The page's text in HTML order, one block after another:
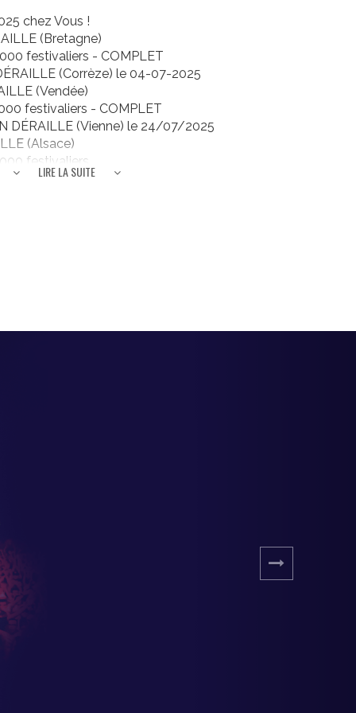
chez Vous !
(Bretagne)
festivaliers - COMPLET
(Corrèze) le 04-07-2025
(Vendée)
festivaliers - COMPLET
DÉRAILLE (Vienne) le 24/07/2025
(Alsace)
festivaliers
LIRE LA SUITE